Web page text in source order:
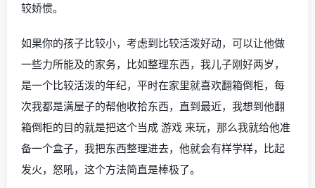
较娇惯。
如果你的孩子比较小，考虑到比较活泼好动，可以让他做
一些力所能及的家务，比如整理东西，我儿子刚好两岁，
是一个比较活泼的年纪，平时在家里就喜欢翻箱倒柜，每
次我都是满屋子的帮他收拾东西，直到最近，我想到他翻
箱倒柜的目的就是把这个当成 游戏 来玩，那么我就给他准
备一个盒子，我把东西整理进去，他就会有样学样，比起
发火，怒吼，这个方法简直是棒极了。